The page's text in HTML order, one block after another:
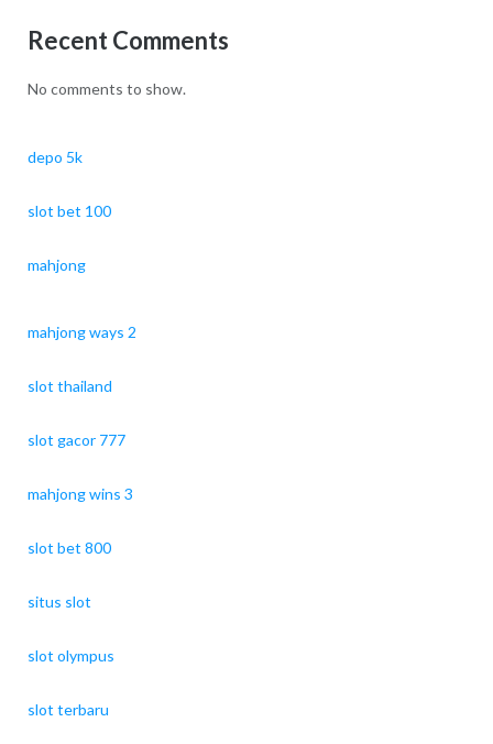
Recent Comments
No comments to show.
depo 5k
slot bet 100
mahjong
mahjong ways 2
slot thailand
slot gacor 777
mahjong wins 3
slot bet 800
situs slot
slot olympus
slot terbaru